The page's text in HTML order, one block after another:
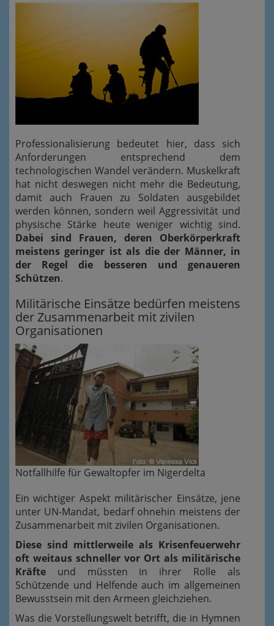
Professionalisierung bedeutet hier, dass sich
Anforderungen entsprechend dem
technologischen Wandel verändern. Muskelkraft
hat nicht deswegen nicht mehr die Bedeutung,
damit auch Frauen zu Soldaten ausgebildet
werden können, sondern weil Aggressivität und
physische Stärke heute weniger wichtig sind.
Dabei sind Frauen, deren Oberkörperkraft
meistens geringer ist als die der Männer, in
der Regel die besseren und genaueren
Schützen.
Militärische Einsätze bedürfen meistens
der Zusammenarbeit mit zivilen
Organisationen
Notfallhilfe für Gewaltopfer im Nigerdelta
Ein wichtiger Aspekt militärischer Einsätze, jene
unter UN-Mandat, bedarf ohnehin meistens der
Zusammenarbeit mit zivilen Organisationen.
Diese sind mittlerweile als Krisenfeuerwehr
oft weitaus schneller vor Ort als militärische
Kräfte und müssten in ihrer Rolle als
Schützende und Helfende auch im allgemeinen
Bewusstsein mit den Armeen gleichziehen.
Was die Vorstellungswelt betrifft, die in Hymnen